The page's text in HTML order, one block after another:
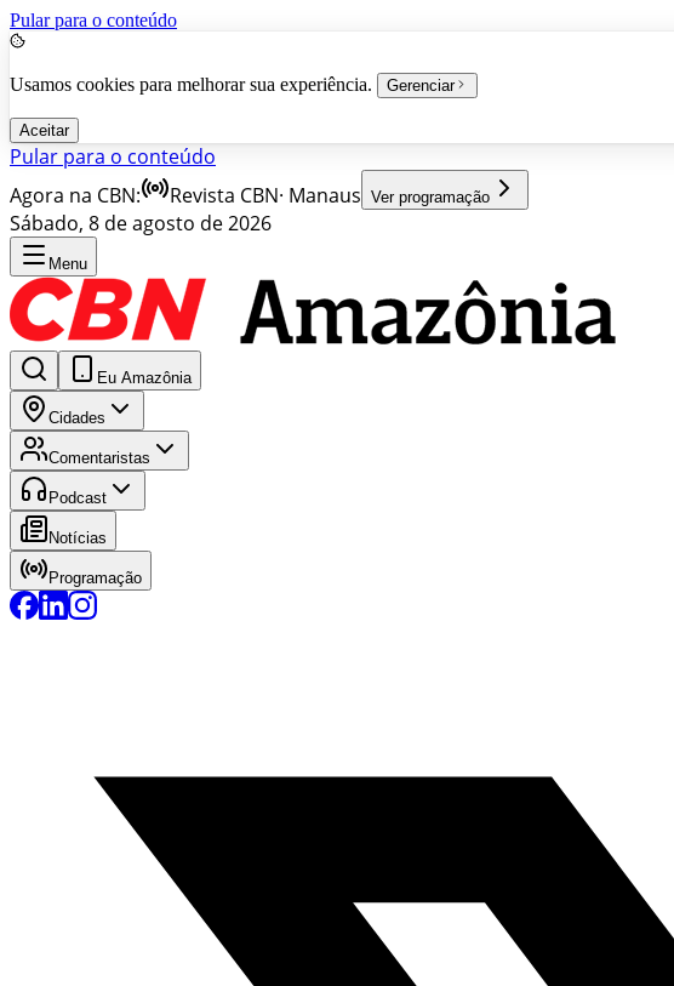
Pular para o conteúdo
Usamos cookies para melhorar sua experiência. Gerenciar
Aceitar
Pular para o conteúdo
Agora na CBN:
Revista CBN· Manaus Ver programação
Sábado, 8 de agosto de 2026
Menu
Eu Amazônia
Cidades
Comentaristas
Podcast
Notícias
Programação